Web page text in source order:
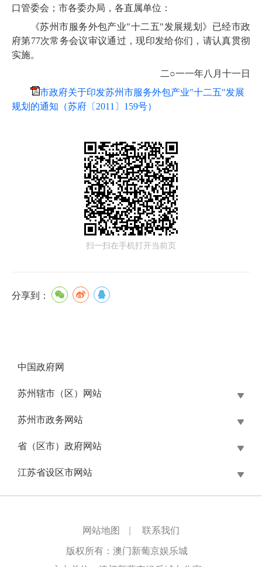
口管委会；市各委办局，各直属单位：
《苏州市服务外包产业"十二五"发展规划》已经市政
府第77次常务会议审议通过，现印发给你们，请认真贯彻
实施。
二○一一年八月十一日
市政府关于印发苏州市服务外包产业"十二五"发展
规划的通知（苏府〔2011〕159号）
扫一扫在手机打开当前页
分享到：
中国政府网
苏州辖市（区）网站
苏州市政务网站
省（区市）政府网站
江苏省设区市网站
网站地图 联系我们
版权所有：澳门新葡京娱乐城